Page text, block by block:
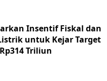
Insentif Fiskal dan
untuk Kejar Target
Triliun